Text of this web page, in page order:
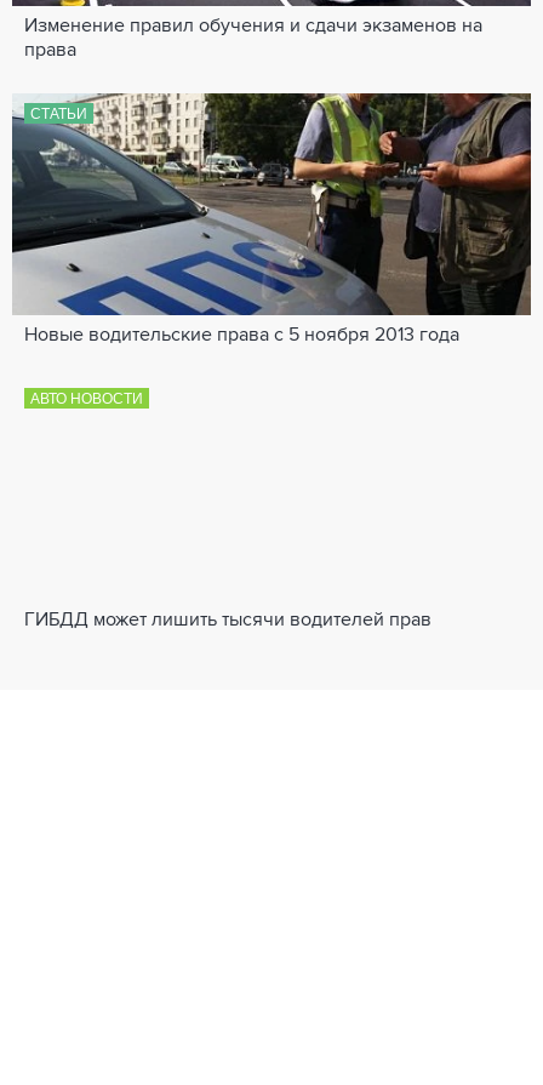
Изменение правил обучения и сдачи экзаменов на
права
СТАТЬИ
Новые водительские права с 5 ноября 2013 года
АВТО НОВОСТИ
ГИБДД может лишить тысячи водителей прав